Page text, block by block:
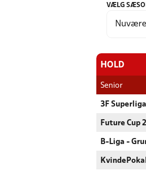
VÆLG
HOLD
Senior
3F
Future Cup
B-Liga -